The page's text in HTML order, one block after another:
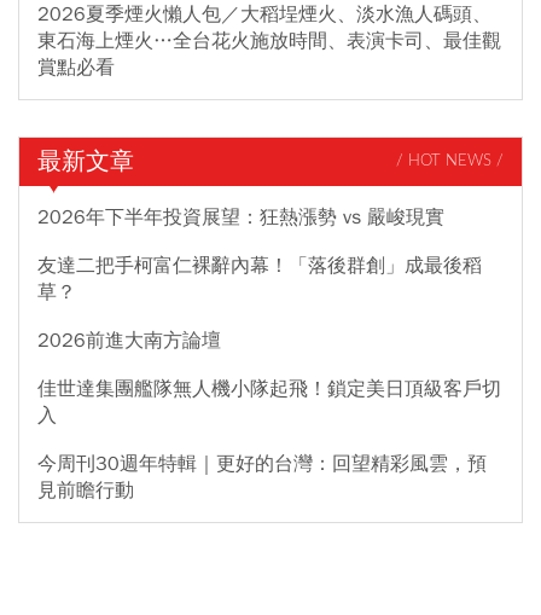
2026夏季煙火懶人包／大稻埕煙火、淡水漁人碼頭、
東石海上煙火…全台花火施放時間、表演卡司、最佳觀
賞點必看
最新文章 / HOT NEWS /
2026年下半年投資展望：狂熱漲勢 vs 嚴峻現實
友達二把手柯富仁裸辭內幕！「落後群創」成最後稻
草？
2026前進大南方論壇
佳世達集團艦隊無人機小隊起飛！鎖定美日頂級客戶切
入
今周刊30週年特輯｜更好的台灣：回望精彩風雲，預
見前瞻行動